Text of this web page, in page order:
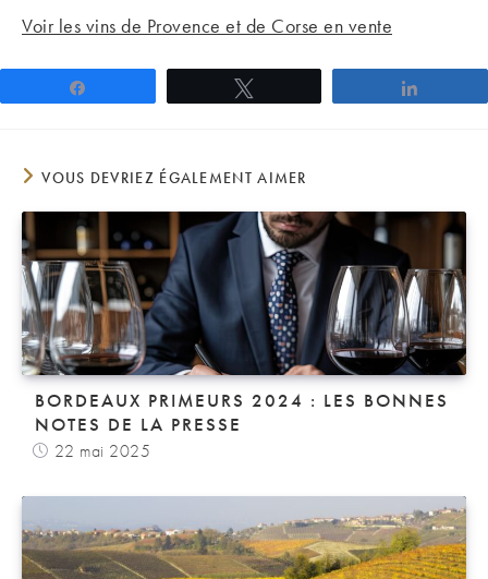
Voir les vins de Provence et de Corse en vente
VOUS DEVRIEZ ÉGALEMENT AIMER
BORDEAUX PRIMEURS 2024 : LES BONNES
NOTES DE LA PRESSE
22 mai 2025